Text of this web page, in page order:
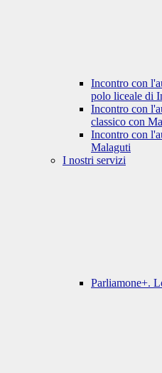
Incontro con
polo liceale di
Incontro con
classico con
Incontro con
Malaguti
I nostri servizi
Parliamone+.